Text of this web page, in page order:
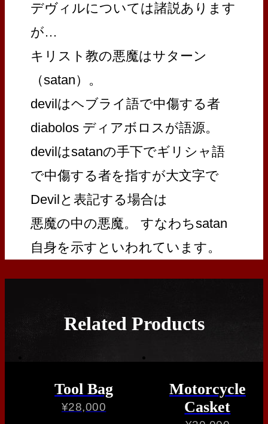
デヴィルについては諸説あります
が…
キリスト教の悪魔はサターン
（satan）。
devilはヘブライ語で中傷する者
diabolos ディアボロスが語源。
devilはsatanの手下でギリシャ語
で中傷する者を指すが大文字で
Devilと表記する場合は
悪魔の中の悪魔。 すなわちsatan
自身を示すといわれています。
Related Products
Tool Bag
¥28,000
Motorcycle
Casket